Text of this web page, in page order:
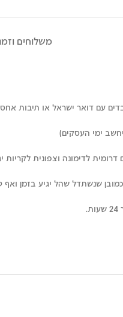
משלוחים
עם דואר ישראל או תיבות אחסון
וצפונית לקריות יגיעו עד 7
שנשתדל שהל יגיע בזמן ואף